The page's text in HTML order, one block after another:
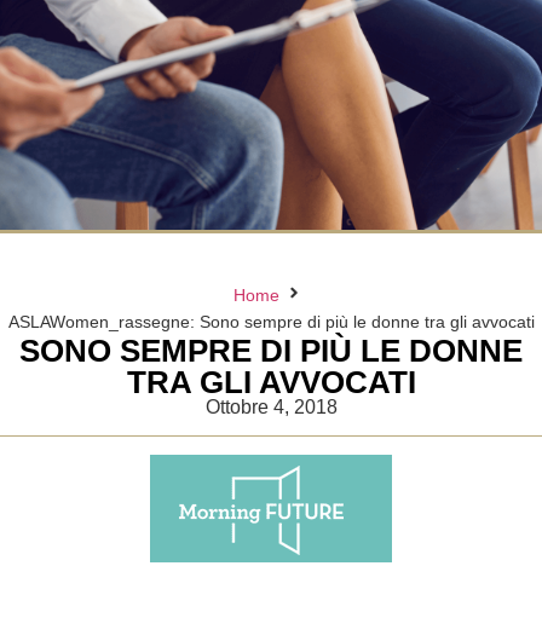
Home
ASLAWomen_rassegne: Sono sempre di più le donne tra gli avvocati
SONO SEMPRE DI PIÙ LE DONNE
TRA GLI AVVOCATI
Ottobre 4, 2018